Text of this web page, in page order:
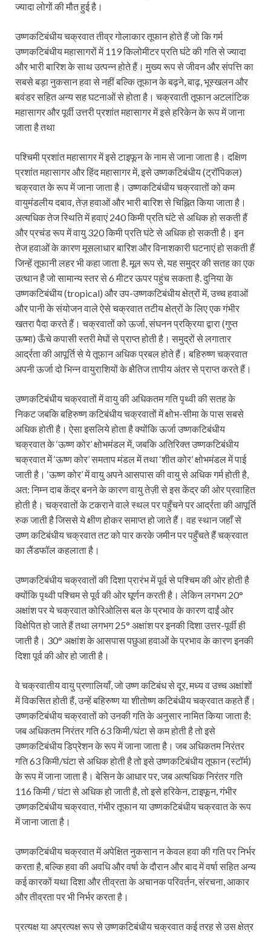
ज्यादा लोगों की मौत हुई है।
उष्णकटिबंधीय चक्रवात तीव्र गोलाकार तूफान होते हैं जो कि गर्म
उष्णकटिबंधीय महासागरों में 119 किलोमीटर प्रति घंटे की गति से ज्यादा
और भारी बारिश के साथ उत्पन्न होते हैं। मुख्य रूप से जीवन और संपत्ति का
सबसे बड़ा नुकसान हवा से नहीं बल्कि तूफान के बढ़ने, बाढ़, भूस्खलन और
बवंडर सहित अन्य सह घटनाओं से होता है। चक्रवाती तूफान अटलांटिक
महासागर और पूर्वी उत्तरी प्रशांत महासागर में इसे हरिकेन के रूप में जाना
जाता है तथा
पश्चिमी प्रशांत महासागर में इसे टाइफून के नाम से जाना जाता है। दक्षिण
प्रशांत महासागर और हिंद महासागर में, इसे उष्णकटिबंधीय (ट्रॉपिकल)
चक्रवात के रूप में जाना जाता है। उष्णकटिबंधीय चक्रवातों को कम
वायुमंडलीय दबाव, तेज़ हवाओं और भारी बारिश से चिह्नित किया जाता है।
अत्यधिक तेज स्थिति में हवाएं 240 किमी प्रति घंटे से अधिक हो सकती हैं
और प्रचंड रूप में वायु 320 किमी प्रति घंटे से अधिक हो सकती है। इन
तेज हवाओं के कारण मूसलाधार बारिश और विनाशकारी घटनाएं हो सकती हैं
जिन्हें तूफानी लहर भी कहा जाता है. मूल रूप से, यह समुद्र की सतह का एक
उत्थान है जो सामान्य स्तर से 6 मीटर ऊपर पहुंच सकता है. दुनिया के
उष्णकटिबंधीय (tropical) और उप-उष्णकटिबंधीय क्षेत्रों में, उच्च हवाओं
और पानी के संयोजन वाले ऐसे चक्रवात तटीय क्षेत्रों के लिए एक गंभीर
खतरा पैदा करते हैं। चक्रवातों को ऊर्जा, संघनन प्रक्रिया द्वारा (गुप्त
ऊष्मा) ऊँचे कपासी स्तरी मेघों से प्राप्त होती है। समुद्रों से लगातार
आर्द्रता की आपूर्ति से ये तूफान अधिक प्रबल होते हैं। बहिरुष्ण चक्रवात
अपनी ऊर्जा दो भिन्न वायुराशियों के क्षैतिज तापीय अंतर से प्राप्त करते हैं।
उष्णकटिबंधीय चक्रवातों में वायु की अधिकतम गति पृथ्वी की सतह के
निकट जबकि बहिरुष्ण कटिबंधीय चक्रवातों में क्षोभ-सीमा के पास सबसे
अधिक होती है। ऐसा इसलिये होता है क्योंकि ऊर्जा उष्णकटिबंधीय
चक्रवात के ‘ऊष्ण कोर’ क्षोभमंडल में, जबकि अतिरिक्त उष्णकटिबंधीय
चक्रवात में ‘ऊष्ण कोर’ समताप मंडल में तथा ‘शीत कोर’ क्षोभमंडल में पाई
जाती है। ‘ऊष्ण कोर’ में वायु अपने आसपास की वायु से अधिक गर्म होती है,
अत: निम्न दाब केंद्र बनने के कारण वायु तेज़ी से इस केंद्र की ओर प्रवाहित
होती है। चक्रवातों के टकराने वाले स्थल पर पहुँचने पर आर्द्रता की आपूर्ति
रुक जाती है जिससे ये क्षीण होकर समाप्त हो जाते हैं। वह स्थान जहाँ से
उष्ण कटिबंधीय चक्रवात तट को पार करके जमीन पर पहुँचते हैं चक्रवात
का लैंडफॉल कहलाता है।
उष्णकटिबंधीय चक्रवातों की दिशा प्रारंभ में पूर्व से पश्चिम की ओर होती है
क्योंकि पृथ्वी पश्चिम से पूर्व की ओर घूर्णन करती है। लेकिन लगभग 20°
अक्षांश पर ये चक्रवात कोरिओलिस बल के प्रभाव के कारण दाईं ओर
विक्षेपित हो जाते हैं तथा लगभग 25° अक्षांश पर इनकी दिशा उत्तर-पूर्वी ही
जाती है। 30° अक्षांश के आसपास पछुआ हवाओं के प्रभाव के कारण इनकी
दिशा पूर्व की ओर हो जाती है।
वे चक्रवातीय वायु प्रणालियाँ, जो उष्ण कटिबंध से दूर, मध्य व उच्च अक्षांशों
में विकसित होती हैं, उन्हें बहिरुष्ण या शीतोष्ण कटिबंधीय चक्रवात कहते हैं।
उष्णकटिबंधीय चक्रवातों को उनकी गति के अनुसार नामित किया जाता है:
जब अधिकतम निरंतर गति 63 किमी/घंटा से कम होती है तो इसे
उष्णकटिबंधीय डिप्रेशन के रूप में जाना जाता है। जब अधिकतम निरंतर
गति 63 किमी/घंटा से अधिक होती है तो इसे उष्णकटिबंधीय तूफान (स्टॉर्म)
के रूप में जाना जाता है। बेसिन के आधार पर, जब अत्यधिक निरंतर गति
116 किमी / घंटा से अधिक हो जाती है, तो इसे हरिकेन, टाइफून, गंभीर
उष्णकटिबंधीय चक्रवात, गंभीर तूफान या उष्णकटिबंधीय चक्रवात के रूप
में जाना जाता है।
उष्णकटिबंधीय चक्रवात में अपेक्षित नुकसान न केवल हवा की गति पर निर्भर
करता है, बल्कि हवा की अवधि और वर्षा के दौरान और बाद में वर्षा सहित अन्य
कई कारकों यथा दिशा और तीव्रता के अचानक परिवर्तन, संरचना, आकार
और तीव्रता पर भी निर्भर करता है।
प्रत्यक्ष या अप्रत्यक्ष रूप से उष्णकटिबंधीय चक्रवात कई तरह से उस क्षेत्र